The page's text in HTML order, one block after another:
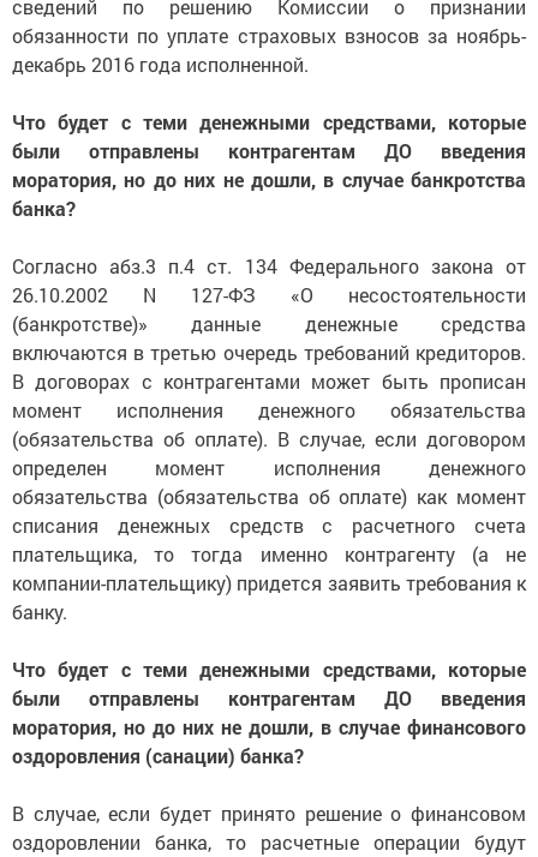
сведений по решению Комиссии о признании
обязанности по уплате страховых взносов за ноябрь-
декабрь 2016 года исполненной.
Что будет с теми денежными средствами, которые
были отправлены контрагентам ДО введения
моратория, но до них не дошли, в случае банкротства
банка?
Согласно абз.3 п.4 ст. 134 Федерального закона от
26.10.2002 N 127-ФЗ «О несостоятельности
(банкротстве)» данные денежные средства
включаются в третью очередь требований кредиторов.
В договорах с контрагентами может быть прописан
момент исполнения денежного обязательства
(обязательства об оплате). В случае, если договором
определен момент исполнения денежного
обязательства (обязательства об оплате) как момент
списания денежных средств с расчетного счета
плательщика, то тогда именно контрагенту (а не
компании-плательщику) придется заявить требования к
банку.
Что будет с теми денежными средствами, которые
были отправлены контрагентам ДО введения
моратория, но до них не дошли, в случае финансового
оздоровления (санации) банка?
В случае, если будет принято решение о финансовом
оздоровлении банка, то расчетные операции будут